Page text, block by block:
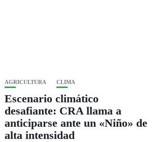
AGRICULTURA CLIMA
Escenario climático
desafiante: CRA llama a
anticiparse ante un «Niño» de
alta intensidad